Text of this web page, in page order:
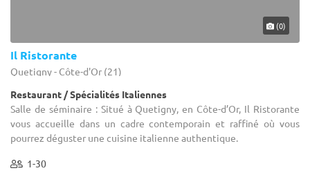
(0)
Il Ristorante
Quetigny - Côte-d'Or (21)
Restaurant / Spécialités Italiennes
Salle de séminaire : Situé à Quetigny, en Côte-d’Or, Il Ristorante
vous accueille dans un cadre contemporain et raffiné où vous
pourrez déguster une cuisine italienne authentique.
1-30